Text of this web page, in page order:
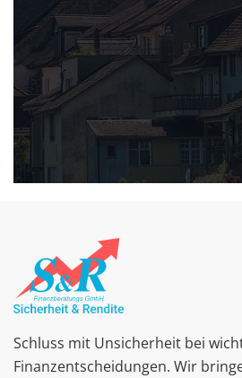
Schluss mit Unsicherheit bei
Finanzentscheidungen. Wir